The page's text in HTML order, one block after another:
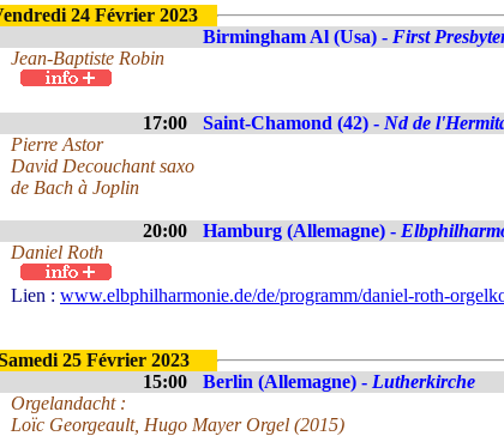
24 Février 2023
Birmingham Al (Usa) - First
Jean-Baptiste Robin
17:00 Saint-Chamond (42) - Nd de
Pierre Astor
David Decouchant saxo
de Bach à Joplin
20:00 Hamburg (Allemagne) -
Daniel Roth
Lien : www.elbphilharmonie.de/de/programm/daniel-roth-
25 Février 2023
15:00
Berlin (Allemagne) - Lutherkirche
Orgelandacht :
Loïc Georgeault, Hugo Mayer Orgel (2015)